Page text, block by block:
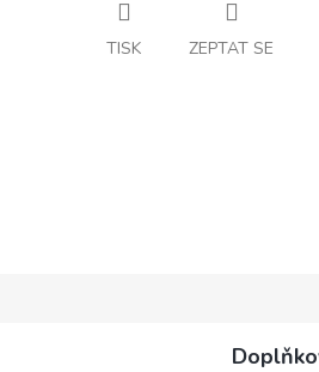
TISK ZEPTAT SE